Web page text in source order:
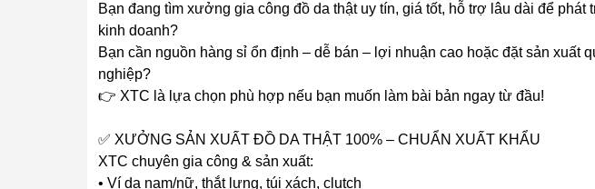
Bạn đang tìm xưởng gia công đồ da thật uy tín, giá tốt, hỗ trợ lâu dài để phát
kinh doanh?
Bạn cần nguồn hàng sỉ ổn định – dễ bán – lợi nhuận cao hoặc đặt sản xuất
nghiệp?
👉 XTC là lựa chọn phù hợp nếu bạn muốn làm bài bản ngay từ đầu!
✅ XƯỞNG SẢN XUẤT ĐỒ DA THẬT 100% – CHUẨN XUẤT KHẨU
XTC chuyên gia công & sản xuất:
• Ví da nam/nữ, thắt lưng, túi xách, clutch